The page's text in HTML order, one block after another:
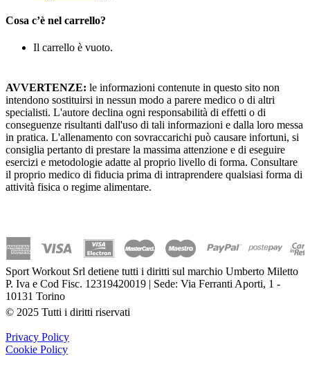
Cosa c’è nel carrello?
Il carrello è vuoto.
AVVERTENZE: le informazioni contenute in questo sito non
intendono sostituirsi in nessun modo a parere medico o di altri
specialisti. L'autore declina ogni responsabilità di effetti o di
conseguenze risultanti dall'uso di tali informazioni e dalla loro messa
in pratica. L'allenamento con sovraccarichi può causare infortuni, si
consiglia pertanto di prestare la massima attenzione e di eseguire
esercizi e metodologie adatte al proprio livello di forma. Consultare
il proprio medico di fiducia prima di intraprendere qualsiasi forma di
attività fisica o regime alimentare.
Sport Workout Srl detiene tutti i diritti sul marchio Umberto Miletto
P. Iva e Cod Fisc. 12319420019 | Sede: Via Ferranti Aporti, 1 -
10131 Torino
© 2025 Tutti i diritti riservati
Privacy Policy
Cookie Policy